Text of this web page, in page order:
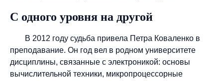
С одного уровня на другой
В 2012 году судьба привела Петра Коваленко в
преподавание. Он год вел в родном университете
дисциплины, связанные с электроникой: основы
вычислительной техники, микропроцессорные